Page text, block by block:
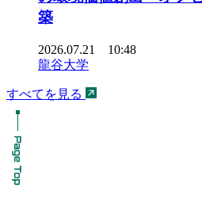
築
2026.07.21 10:48
龍谷大学
すべてを見る